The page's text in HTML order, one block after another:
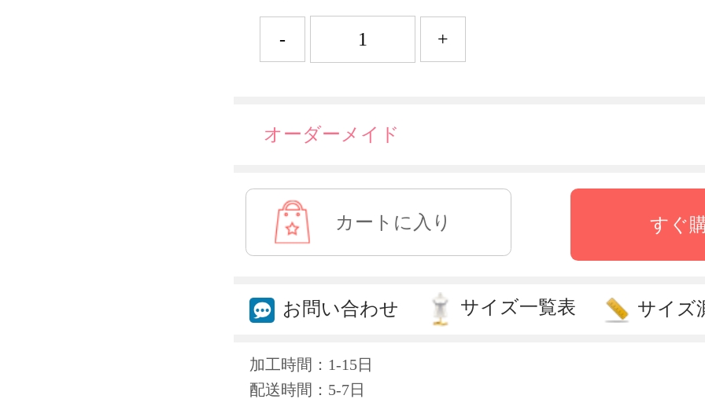
- +
オーダーメイド
すぐ
お問い合わせ サイズ一覧表 サイズ
加工時間：1-15日
配送時間：5-7日